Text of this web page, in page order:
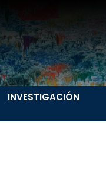
INVESTIGACIÓN